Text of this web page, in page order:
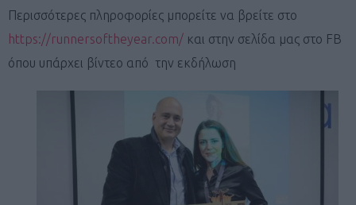
Περισσότερες πληροφορίες μπορείτε να βρείτε στο
https://runnersoftheyear.com/ και στην σελίδα μας στο FB
όπου υπάρχει βίντεο από την εκδήλωση